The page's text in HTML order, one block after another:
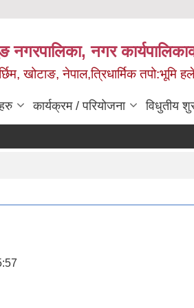
नगर
खोटाङ, नेपाल,त्रिधार्मिक तपो:भूमि
कार्यक्रम / परियोजना विधुतीय